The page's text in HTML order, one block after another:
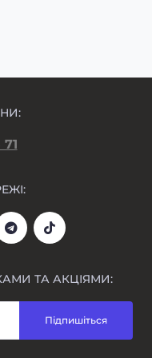
ТА АКЦІЯМИ:
Підпишіться